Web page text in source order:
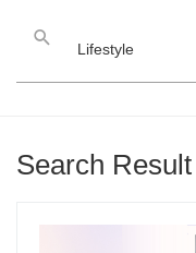
Search Result